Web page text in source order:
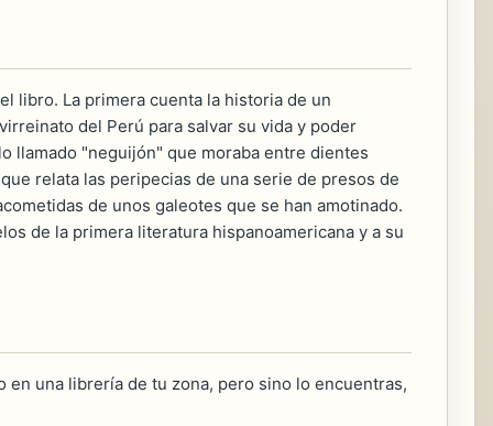
libro. La primera cuenta la historia de un
del Perú para salvar su vida y poder
llamado "neguijón" que moraba entre dientes
relata las peripecias de una serie de presos de
de unos galeotes que se han amotinado.
de la primera literatura hispanoamericana y a su
una librería de tu zona, pero sino lo encuentras,